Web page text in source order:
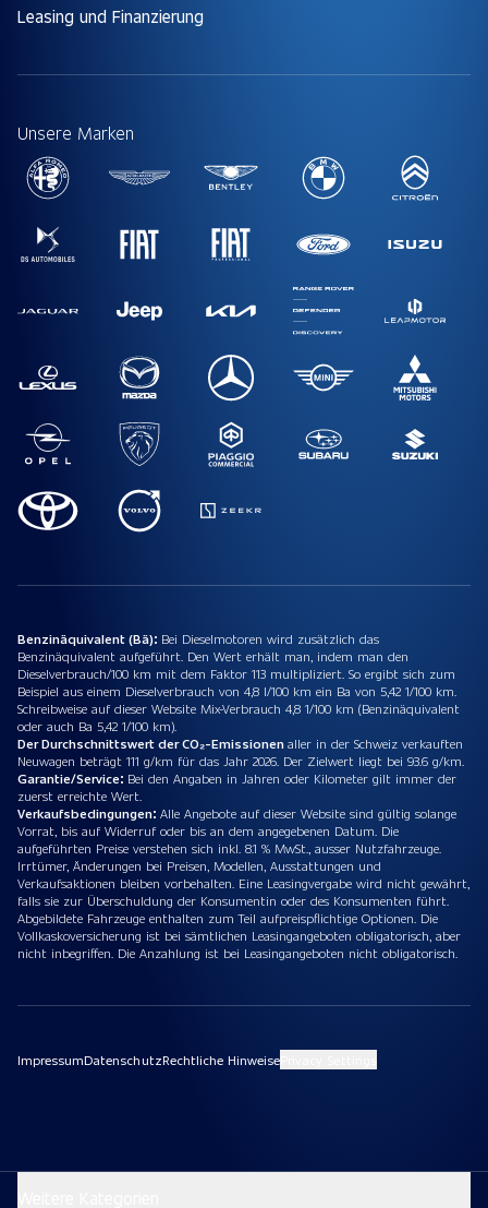
Leasing und Finanzierung
Unsere Marken
Benzinäquivalent (Bä): Bei Dieselmotoren wird zusätzlich das
Benzinäquivalent aufgeführt. Den Wert erhält man, indem man den
Dieselverbrauch/100 km mit dem Faktor 113 multipliziert. So ergibt sich zum
Beispiel aus einem Dieselverbrauch von 4,8 l/100 km ein Ba von 5,42 1/100 km.
Schreibweise auf dieser Website Mix-Verbrauch 4,8 1/100 km (Benzinäquivalent
oder auch Ba 5,42 1/100 km).
Der Durchschnittswert der CO₂-Emissionenaller in der Schweiz verkauften
Neuwagen beträgt 111 g/km für das Jahr 2026. Der Zielwert liegt bei 93.6 g/km.
Garantie/Service: Bei den Angaben in Jahren oder Kilometer gilt immer der
zuerst erreichte Wert.
Verkaufsbedingungen: Alle Angebote auf dieser Website sind gültig solange
Vorrat, bis auf Widerruf oder bis an dem angegebenen Datum. Die
aufgeführten Preise verstehen sich inkl. 8.1 % MwSt., ausser Nutzfahrzeuge.
Irrtümer, Änderungen bei Preisen, Modellen, Ausstattungen und
Verkaufsaktionen bleiben vorbehalten. Eine Leasingvergabe wird nicht gewährt,
falls sie zur Überschuldung der Konsumentin oder des Konsumenten führt.
Abgebildete Fahrzeuge enthalten zum Teil aufpreispflichtige Optionen. Die
Vollkaskoversicherung ist bei sämtlichen Leasingangeboten obligatorisch, aber
nicht inbegriffen. Die Anzahlung ist bei Leasingangeboten nicht obligatorisch.
ImpressumDatenschutzRechtliche Hinweise